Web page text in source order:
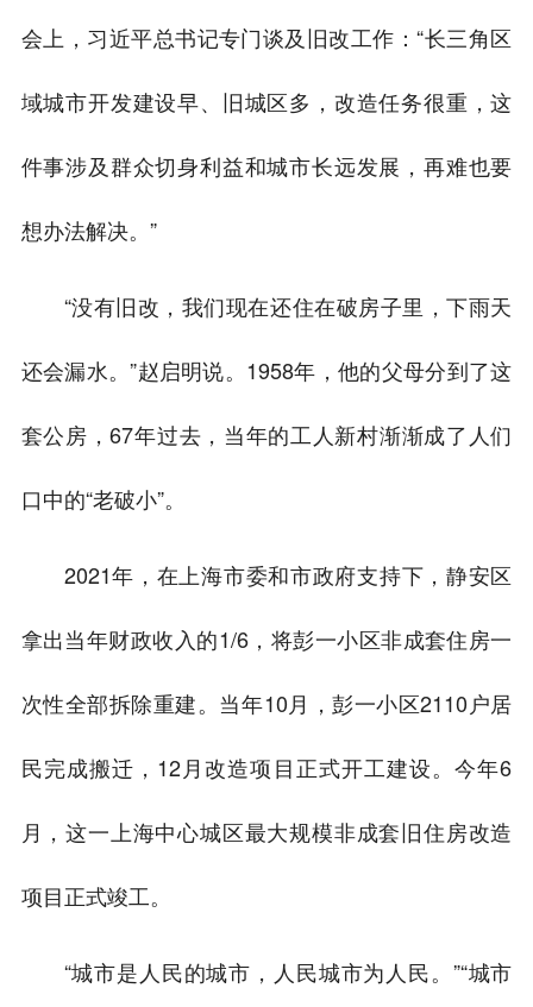
会上，习近平总书记专门谈及旧改工作：“长三角区
域城市开发建设早、旧城区多，改造任务很重，这
件事涉及群众切身利益和城市长远发展，再难也要
想办法解决。”
“没有旧改，我们现在还住在破房子里，下雨天
还会漏水。”赵启明说。1958年，他的父母分到了这
套公房，67年过去，当年的工人新村渐渐成了人们
口中的“老破小”。
2021年，在上海市委和市政府支持下，静安区
拿出当年财政收入的1/6，将彭一小区非成套住房一
次性全部拆除重建。当年10月，彭一小区2110户居
民完成搬迁，12月改造项目正式开工建设。今年6
月，这一上海中心城区最大规模非成套旧住房改造
项目正式竣工。
“城市是人民的城市，人民城市为人民。”“城市